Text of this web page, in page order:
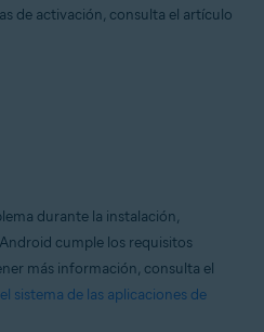
de activación, consulta el artículo
durante la instalación,
cumple los requisitos
más información, consulta el
sistema de las aplicaciones de